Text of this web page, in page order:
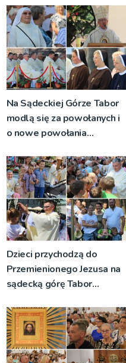
Na Sądeckiej Górze Tabor
modlą się za powołanych i
o nowe powołania
Dzieci przychodzą do
Przemienionego Jezusa na
sądecką górę Tabor